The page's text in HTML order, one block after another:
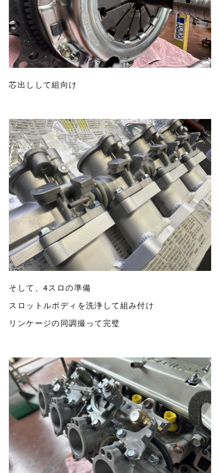
芯出しして組向け
そして、4スロの準備
スロットルボディを洗浄して組み付け
リンケージの同調撮って完璧